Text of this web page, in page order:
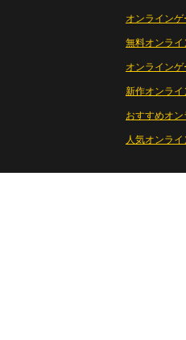
オンラインゲ
無料オンライ
オンライン
新作オンライ
おすすめオ
人気オンラ